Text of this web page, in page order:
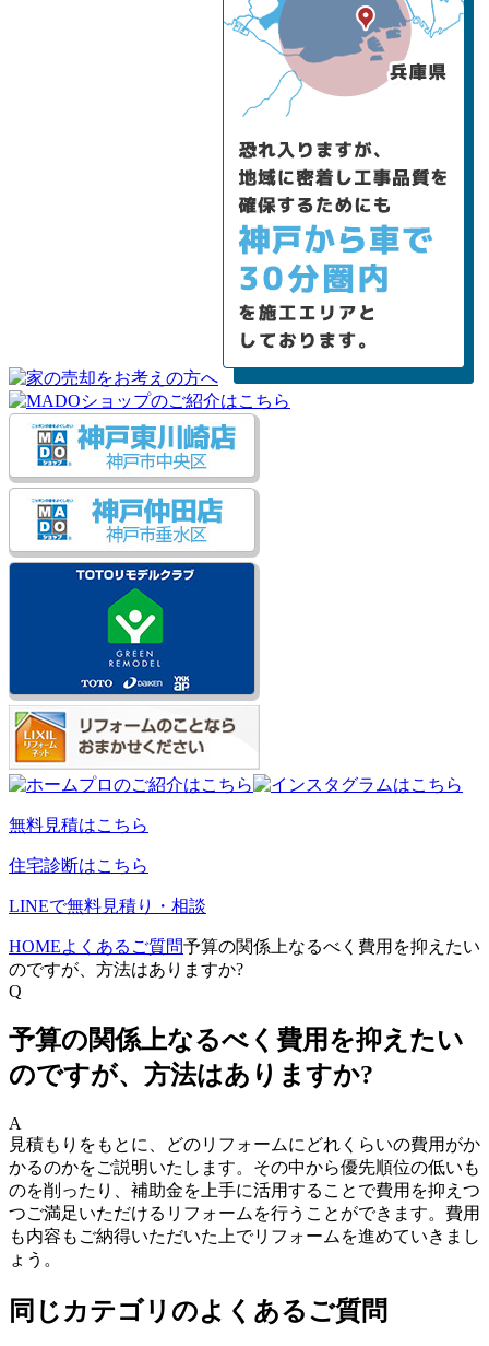
無料見積はこちら
住宅診断はこちら
LINEで無料見積り・相談
HOMEよくあるご質問予算の関係上なるべく費用を抑えたい
のですが、方法はありますか?
Q
予算の関係上なるべく費用を抑えたい
のですが、方法はありますか?
A
見積もりをもとに、どのリフォームにどれくらいの費用がか
かるのかをご説明いたします。その中から優先順位の低いも
のを削ったり、補助金を上手に活用することで費用を抑えつ
つご満足いただけるリフォームを行うことができます。費用
も内容もご納得いただいた上でリフォームを進めていきまし
ょう。
同じカテゴリのよくあるご質問